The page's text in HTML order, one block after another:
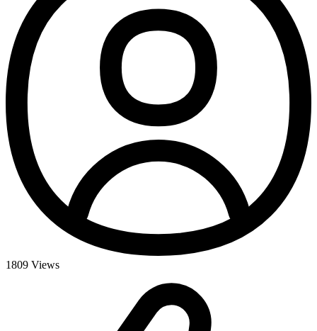
1809 Views